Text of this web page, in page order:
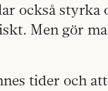
också styrka
Men gör
tider och